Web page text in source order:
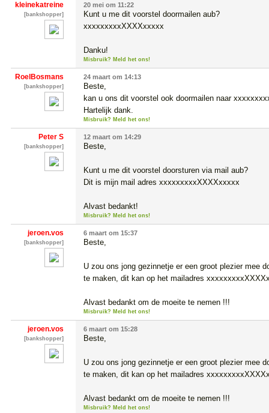
kleinekatreine
[bankshopper]
20 mei om 11:22
Kunt u me dit voorstel doormailen aub?
xxxxxxxxxXXXXxxxxx
Danku!
Misbruik? Meld het ons!
RoelBosmans
[bankshopper]
24 maart om 14:13
Beste,
kan u ons dit voorstel ook doormailen naar
Hartelijk dank.
Misbruik? Meld het ons!
Peter S
[bankshopper]
12 maart om 14:29
Beste,
Kunt u me dit voorstel doorsturen via mail aub?
Dit is mijn mail adres xxxxxxxxxXXXXxxxxx
Alvast bedankt!
Misbruik? Meld het ons!
jeroen.vos
[bankshopper]
6 maart om 15:37
Beste,
U zou ons jong gezinnetje er een groot plezier mee
te maken, dit kan op het mailadres
Alvast bedankt om de moeite te nemen !!!
Misbruik? Meld het ons!
jeroen.vos
[bankshopper]
6 maart om 15:28
Beste,
U zou ons jong gezinnetje er een groot plezier mee
te maken, dit kan op het mailadres
Alvast bedankt om de moeite te nemen !!!
Misbruik? Meld het ons!